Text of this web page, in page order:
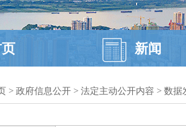
新闻
> 政府信息公开 > 法定主动公开内容 > 数据